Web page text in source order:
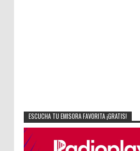
ESCUCHA TU EMISORA FAVORITA ¡GRATIS!